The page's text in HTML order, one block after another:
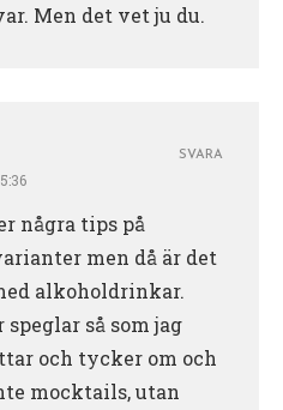
Men det vet ju du.
några tips på
men då är det
alkoholdrinkar.
speglar så som jag
och tycker om och
mocktails, utan
SVARA